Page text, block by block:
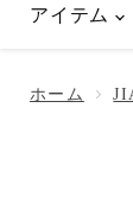
アイテム
2026.07.10
ホーム